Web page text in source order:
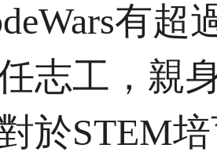
有超
志工，親
於STEM